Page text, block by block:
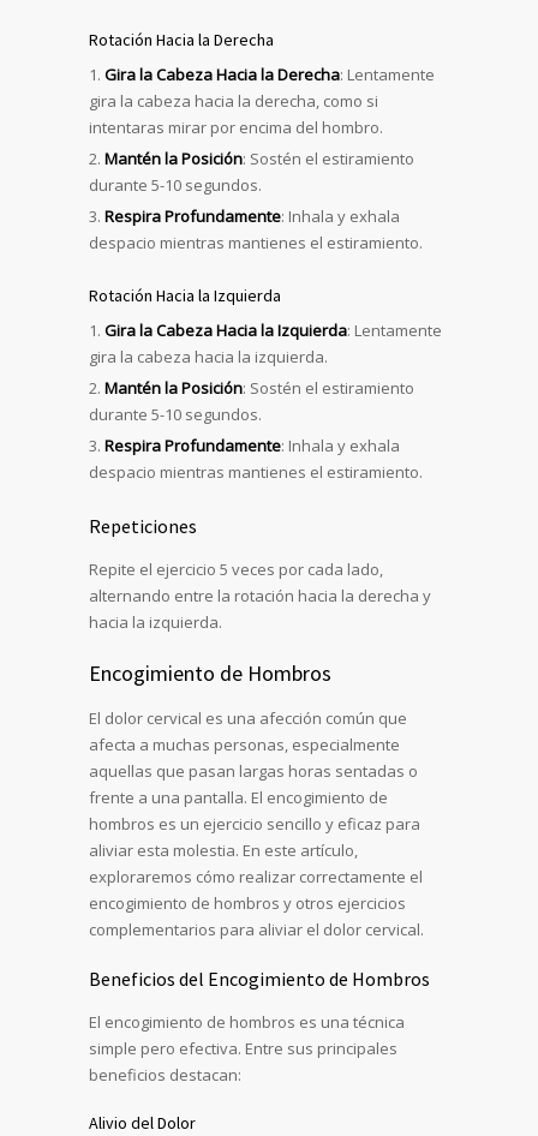
Rotación Hacia la Derecha
Gira la Cabeza Hacia la Derecha: Lentamente
gira la cabeza hacia la derecha, como si
intentaras mirar por encima del hombro.
Mantén la Posición: Sostén el estiramiento
durante 5-10 segundos.
Respira Profundamente: Inhala y exhala
despacio mientras mantienes el estiramiento.
Rotación Hacia la Izquierda
Gira la Cabeza Hacia la Izquierda: Lentamente
gira la cabeza hacia la izquierda.
Mantén la Posición: Sostén el estiramiento
durante 5-10 segundos.
Respira Profundamente: Inhala y exhala
despacio mientras mantienes el estiramiento.
Repeticiones
Repite el ejercicio 5 veces por cada lado,
alternando entre la rotación hacia la derecha y
hacia la izquierda.
Encogimiento de Hombros
El dolor cervical es una afección común que
afecta a muchas personas, especialmente
aquellas que pasan largas horas sentadas o
frente a una pantalla. El encogimiento de
hombros es un ejercicio sencillo y eficaz para
aliviar esta molestia. En este artículo,
exploraremos cómo realizar correctamente el
encogimiento de hombros y otros ejercicios
complementarios para aliviar el dolor cervical.
Beneficios del Encogimiento de Hombros
El encogimiento de hombros es una técnica
simple pero efectiva. Entre sus principales
beneficios destacan:
Alivio del Dolor